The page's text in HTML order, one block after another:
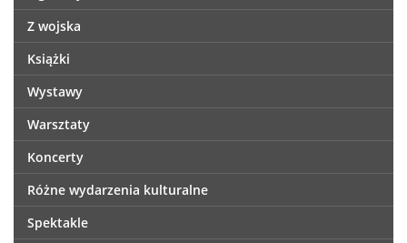
Z wojska
Książki
Wystawy
Warsztaty
Koncerty
Różne wydarzenia kulturalne
Spektakle